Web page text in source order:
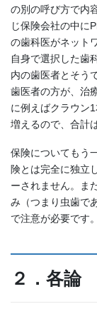
の別の呼び方で内
じ保険会社の中に
の歯科医がネット
自身で選択した歯
内の歯医者とそう
歯医者の方が、治
に例えばクラウン
増えるので、合計
保険についてもう
険とは完全に独立
ーされません。ま
み（つまり虫歯で
で注意が必要です。
２．各論